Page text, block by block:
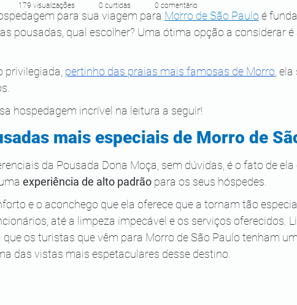
para sua viagem para Morro de São Paulo é
pousadas, qual escolher? Uma ótima opção a considerar é
pertinho das praias mais famosas de Morro ,
hospedagem incrível na leitura a seguir!
mais especiais de Morro de
da Pousada Dona Moça, sem dúvidas, é o fato de ela
experiência de alto padrão para os seus hóspedes.
e o aconchego que ela oferece que a tornam tão
até a limpeza impecável e os serviços oferecidos.
os turistas que vêm para Morro de São Paulo tenham
das vistas mais espetaculares desse destino.
179 visualizações 0 curtidas 0 comentário